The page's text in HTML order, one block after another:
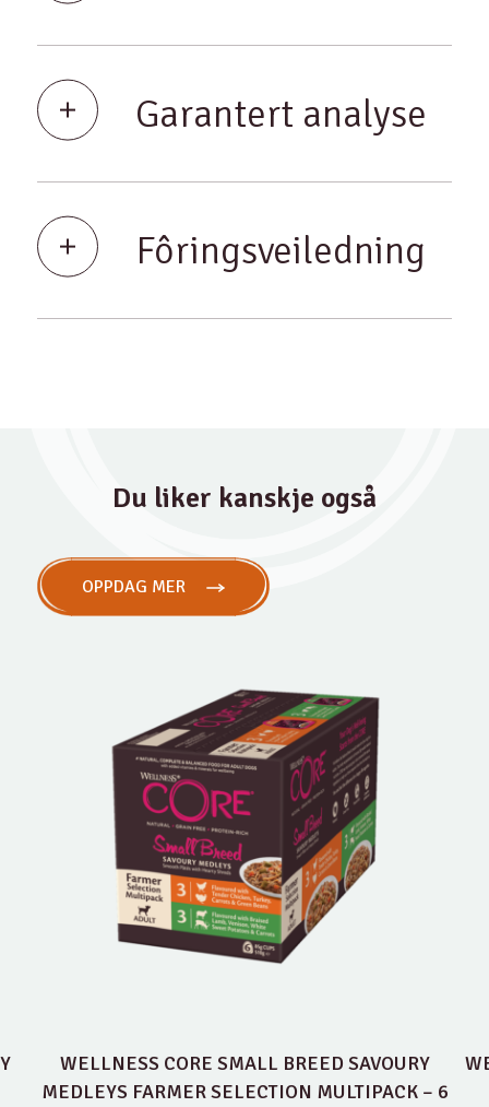
Garantert analyse
Fôringsveiledning
Du liker kanskje også
OPPDAG MER
WELLNESS CORE SMALL BREED SAVOURY
MEDLEYS FARMER SELECTION MULTIPACK – 6